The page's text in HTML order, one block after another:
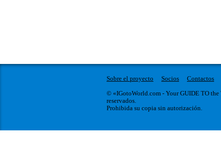
Sobre el proyecto Socios
Contactos
© «IGotoWorld.com - Your GUIDE TO the
reservados.
Prohibida su copia sin autorización.